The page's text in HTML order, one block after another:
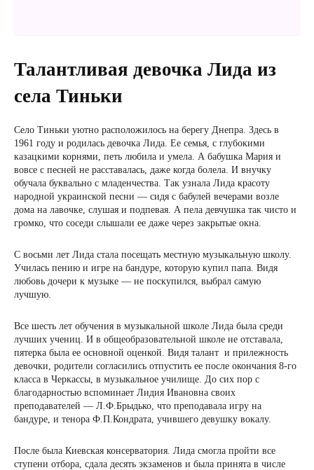
Талантливая девочка Лида из
села Тиньки
Село Тиньки уютно расположилось на берегу Днепра. Здесь в
1961 году и родилась девочка Лида. Ее семья, с глубокими
казацкими корнями, петь любила и умела. А бабушка Мария и
вовсе с песней не расставалась, даже когда болела. И внучку
обучала буквально с младенчества. Так узнала Лида красоту
народной украинской песни — сидя с бабулей вечерами возле
дома на лавочке, слушая и подпевая. А пела девчушка так чисто и
громко, что соседи слышали ее даже через закрытые окна.
С восьми лет Лида стала посещать местную музыкальную школу.
Училась пению и игре на бандуре, которую купил папа. Видя
любовь дочери к музыке — не поскупился, выбрал самую
лучшую.
Все шесть лет обучения в музыкальной школе Лида была среди
лучших учениц. И в общеобразовательной школе не отставала,
пятерка была ее основной оценкой. Видя талант и прилежность
девочки, родители согласились отпустить ее после окончания 8-го
класса в Черкассы, в музыкальное училище. До сих пор с
благодарностью вспоминает Лидия Ивановна своих
преподавателей — Л.Ф.Брыдько, что преподавала игру на
бандуре, и тенора Ф.П.Кондрата, учившего девушку вокалу.
После была Киевская консерватория. Лида смогла пройти все
ступени отбора, сдала десять экзаменов и была принята в числе